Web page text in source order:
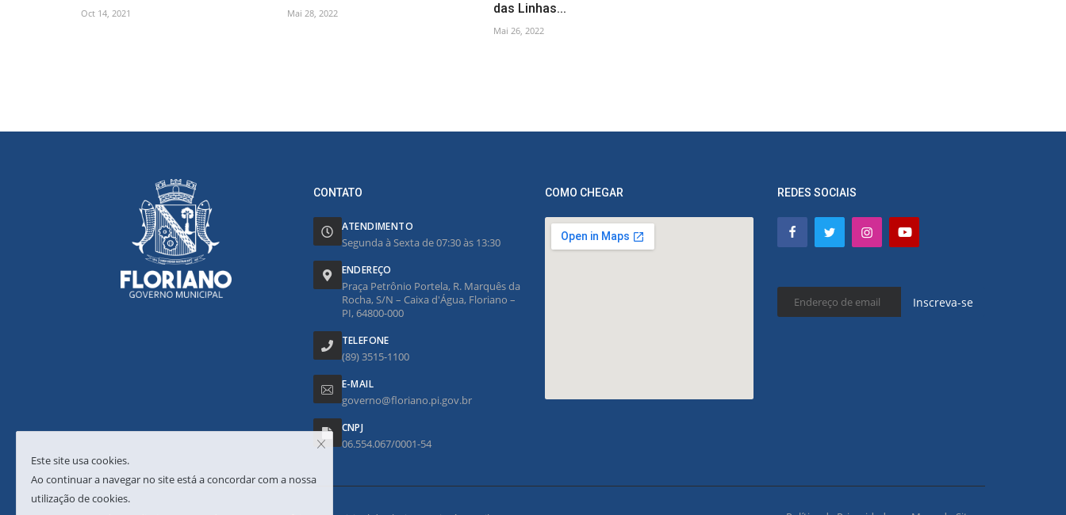
Oct 14, 2021 Mai 28, 2022
das Linhas...
Mai 26, 2022
CONTATO
ATENDIMENTO
Segunda à Sexta de 07:30 às 13:30
ENDEREÇO
Praça Petrônio Portela, R. Marquês da
Rocha, S/N – Caixa d'Água, Floriano –
PI, 64800-000
TELEFONE
(89) 3515-1100
E-MAIL
governo@floriano.pi.gov.br
CNPJ
06.554.067/0001-54
COMO CHEGAR REDES SOCIAIS
Inscreva-se
Este site usa cookies.
Ao continuar a navegar no site está a concordar com a nossa
utilização de cookies.